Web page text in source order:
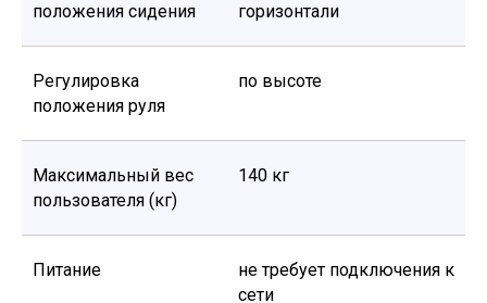
положения сидения
горизонтали
Регулировка
положения руля
по высоте
Максимальный вес
пользователя (кг)
140 кг
Питание
не требует подключения к
сети